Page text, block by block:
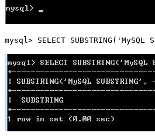
mysql> SELECT SUBSTRING('MySQL